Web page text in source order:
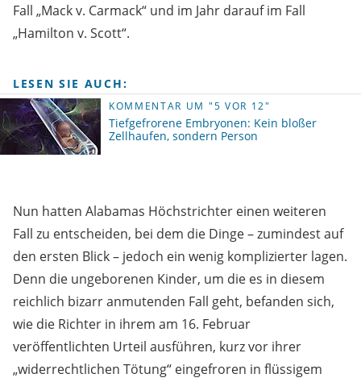
Fall „Mack v. Carmack“ und im Jahr darauf im Fall
„Hamilton v. Scott“.
LESEN SIE AUCH:
KOMMENTAR UM "5 VOR 12"
Tiefgefrorene Embryonen: Kein bloßer
Zellhaufen, sondern Person
Nun hatten Alabamas Höchstrichter einen weiteren
Fall zu entscheiden, bei dem die Dinge – zumindest auf
den ersten Blick – jedoch ein wenig komplizierter lagen.
Denn die ungeborenen Kinder, um die es in diesem
reichlich bizarr anmutenden Fall geht, befanden sich,
wie die Richter in ihrem am 16. Februar
veröffentlichten Urteil ausführen, kurz vor ihrer
„widerrechtlichen Tötung“ eingefroren in flüssigem